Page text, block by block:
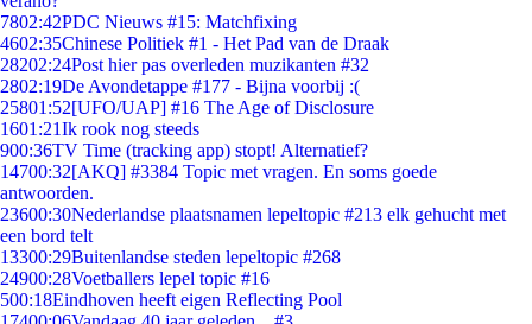
7802:42PDC Nieuws #15: Matchfixing
4602:35Chinese Politiek #1 - Het Pad van de Draak
28202:24Post hier pas overleden muzikanten #32
2802:19De Avondetappe #177 - Bijna voorbij :(
25801:52[UFO/UAP] #16 The Age of Disclosure
1601:21Ik rook nog steeds
900:36TV Time (tracking app) stopt! Alternatief?
14700:32[AKQ] #3384 Topic met vragen. En soms goede
antwoorden.
23600:30Nederlandse plaatsnamen lepeltopic #213 elk gehucht met
een bord telt
13300:29Buitenlandse steden lepeltopic #268
24900:28Voetballers lepel topic #16
500:18Eindhoven heeft eigen Reflecting Pool